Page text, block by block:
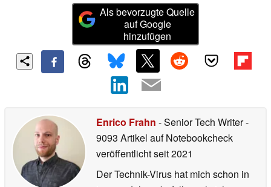
Als bevorzugte Quelle
auf Google
hinzufügen
Enrico Frahn - Senior Tech Writer-
9093 Artikel auf Notebookcheck
veröffentlichtseit 2021
Der Technik-Virus hat mich schon in